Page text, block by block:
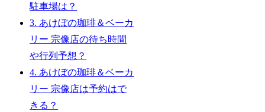
駐車場は？
3. あけぼの珈琲＆ベーカ
リー 宗像店の待ち時間
や行列予想？
4. あけぼの珈琲＆ベーカ
リー 宗像店は予約はで
きる？